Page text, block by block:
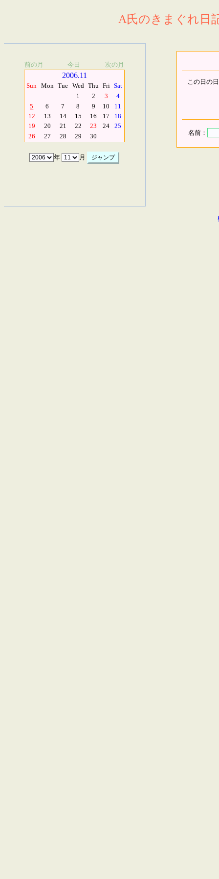
A氏のきまぐれ日
前の月 今日 次の月
2006.11
Sun Mon Tue Wed Thu Fri Sat
1
2 3
4
5
6 7 8 9 10
11
12
13 14 15 16 17
18
19
20 21 22 23 24
25
26
27 28 29 30
年 月
この日の
名前：